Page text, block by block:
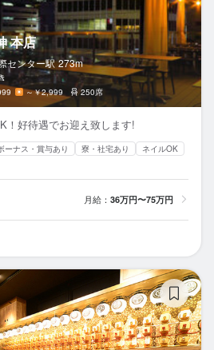
本店
センター駅 273m
～￥2,999 250席
！好待遇でお迎え致します!
ーナス・賞与あり 寮・社宅あり
ネイルOK
月給： 36万円〜75万円